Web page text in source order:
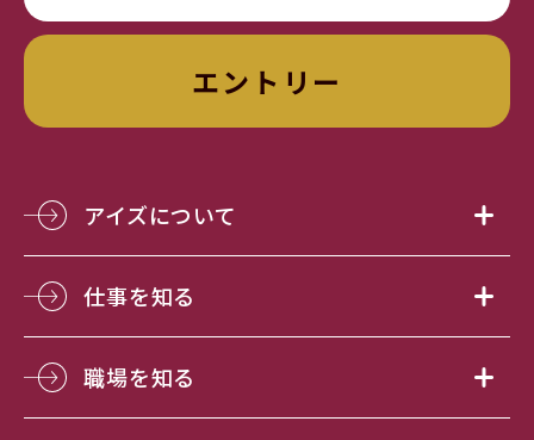
エントリー
アイズについて
仕事を知る
職場を知る